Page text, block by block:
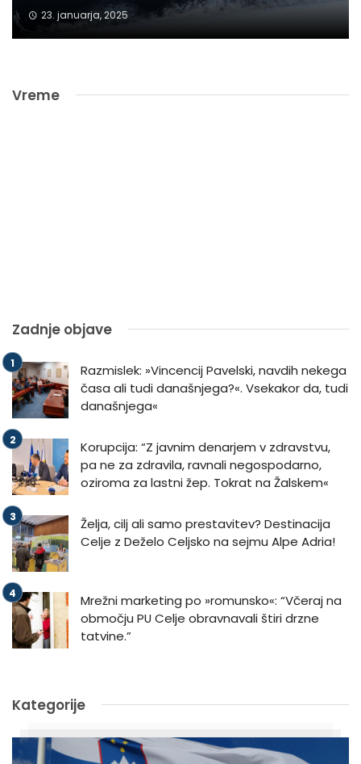
23. januarja, 2025
Vreme
Zadnje objave
Razmislek: »Vincencij Pavelski, navdih nekega
časa ali tudi današnjega?«. Vsekakor da, tudi
današnjega«
Korupcija: “Z javnim denarjem v zdravstvu,
pa ne za zdravila, ravnali negospodarno,
oziroma za lastni žep. Tokrat na Žalskem«
Želja, cilj ali samo prestavitev? Destinacija
Celje z Deželo Celjsko na sejmu Alpe Adria!
Mrežni marketing po »romunsko«: “Včeraj na
območju PU Celje obravnavali štiri drzne
tatvine.”
Kategorije